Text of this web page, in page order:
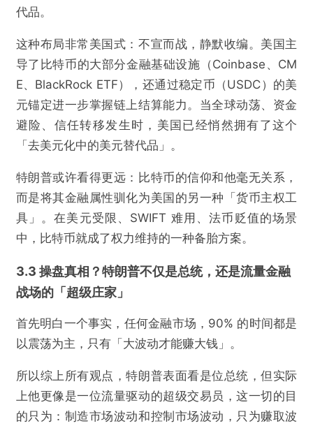
代品。
这种布局非常美国式：不宣而战，静默收编。美国主
导了比特币的大部分金融基础设施（Coinbase、CM
E、BlackRock ETF），还通过稳定币（USDC）的美
元锚定进一步掌握链上结算能力。当全球动荡、资金
避险、信任转移发生时，美国已经悄然拥有了这个
「去美元化中的美元替代品」。
特朗普或许看得更远：比特币的信仰和他毫无关系，
而是将其金融属性驯化为美国的另一种「货币主权工
具」。在美元受限、SWIFT 难用、法币贬值的场景
中，比特币就成了权力维持的一种备胎方案。
3.3 操盘真相？特朗普不仅是总统，还是流量金融
战场的「超级庄家」
首先明白一个事实，任何金融市场，90% 的时间都是
以震荡为主，只有「大波动才能赚大钱」。
所以综上所有观点，特朗普表面看是位总统，但实际
上他更像是一位流量驱动的超级交易员，这一切的目
的只为：制造市场波动和控制市场波动，只为赚取波